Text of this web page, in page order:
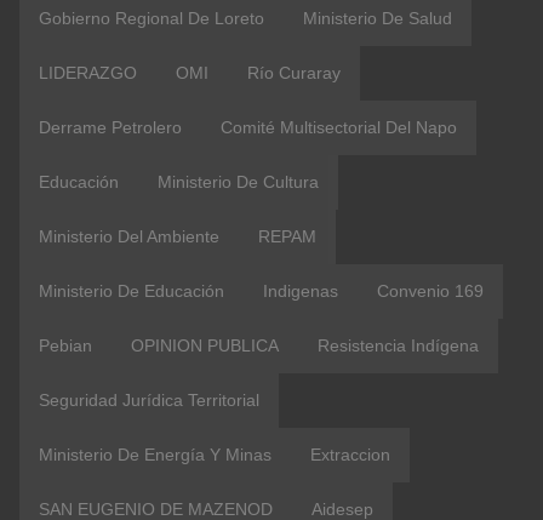
Gobierno Regional De Loreto Ministerio De Salud
LIDERAZGO OMI Río Curaray
Derrame Petrolero Comité Multisectorial Del Napo
Educación Ministerio De Cultura
Ministerio Del Ambiente REPAM
Ministerio De Educación Indigenas Convenio 169
Pebian OPINION PUBLICA Resistencia Indígena
Seguridad Jurídica Territorial
Ministerio De Energía Y Minas Extraccion
SAN EUGENIO DE MAZENOD Aidesep